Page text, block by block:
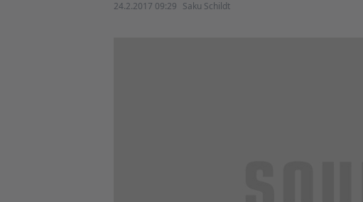
24.2.2017 09:29 Saku Schildt